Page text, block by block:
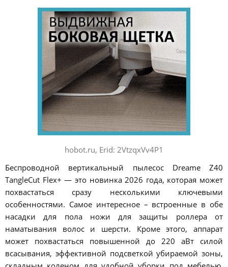
hobot.ru, Erid: 2VtzqxVv4P1
Беспроводной вертикальный пылесос Dreame Z40
TangleCut Flex+ — это новинка 2026 года, которая может
похвастаться сразу несколькими ключевыми
особенностями. Самое интересное – встроенные в обе
насадки для пола ножи для защиты роллера от
наматывания волос и шерсти. Кроме этого, аппарат
может похвастаться повышенной до 220 аВт силой
всасывания, эффективной подсветкой убираемой зоны,